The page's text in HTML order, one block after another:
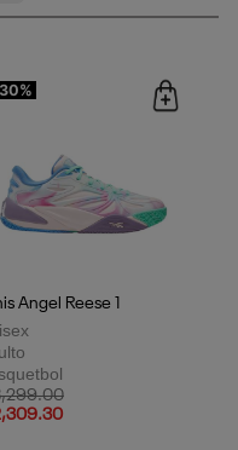
Angel Reese 1
reduced from
to